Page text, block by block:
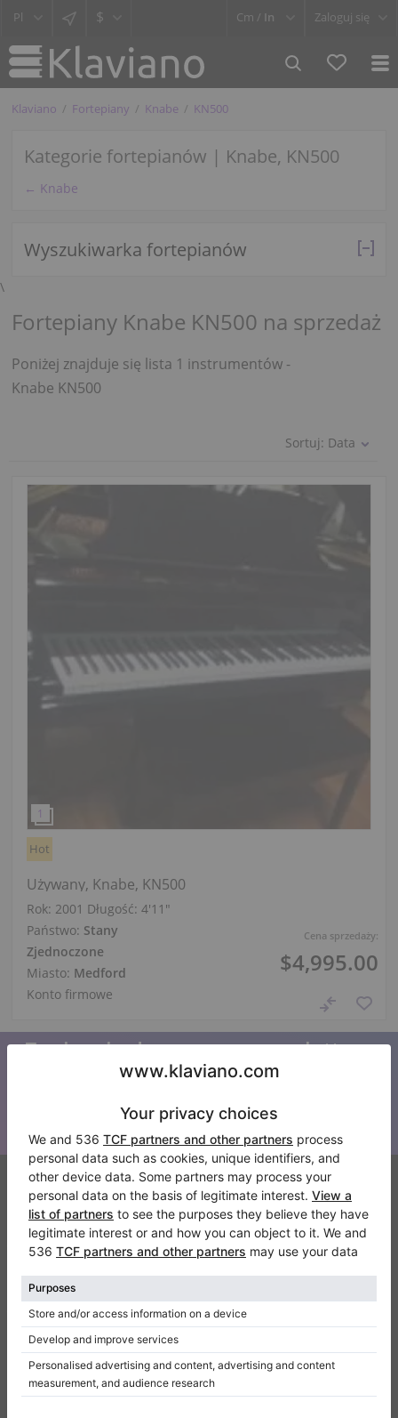
$ Cm / In Zaloguj się
Klaviano Fortepiany Knabe KN500
Kategorie fortepianów | Knabe, KN500
← Knabe
Wyszukiwarka fortepianów
\
Fortepiany Knabe KN500 na sprzedaż
Poniżej znajduje się lista 1 instrumentów -
Knabe KN500
Sortuj: Data
Cena sprzedaży:
$4,995.00
Hot
Używany, Knabe, KN500
Rok: 2001 Długość: 4′11″
Państwo: Stany
Zjednoczone
Miasto: Medford
Konto firmowe
Zapisz się do naszego newslettera
Bądź na bieżąco z wszystkimi nowościami Klaviano
Klaviano
Częste pytania
Kontakt
O nas
Dodaj opinie
Regulamin